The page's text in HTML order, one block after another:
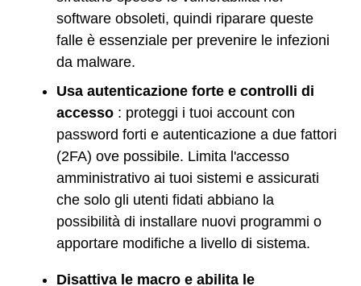
software obsoleti, quindi riparare queste
falle è essenziale per prevenire le infezioni
da malware.
Usa autenticazione forte e controlli di
accesso : proteggi i tuoi account con
password forti e autenticazione a due fattori
(2FA) ove possibile. Limita l'accesso
amministrativo ai tuoi sistemi e assicurati
che solo gli utenti fidati abbiano la
possibilità di installare nuovi programmi o
apportare modifiche a livello di sistema.
Disattiva le macro e abilita le